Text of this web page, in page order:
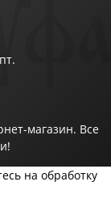
магазин. Все
на обработку